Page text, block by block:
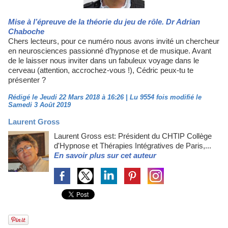
Mise à l’épreuve de la théorie du jeu de rôle. Dr Adrian
Chaboche
Chers lecteurs, pour ce numéro nous avons invité un chercheur
en neurosciences passionné d’hypnose et de musique. Avant
de le laisser nous inviter dans un fabuleux voyage dans le
cerveau (attention, accrochez-vous !), Cédric peux-tu te
présenter ?
Rédigé le Jeudi 22 Mars 2018 à 16:26 | Lu 9554 fois modifié le
Samedi 3 Août 2019
Laurent Gross
Laurent Gross est: Président du CHTIP Collège
d'Hypnose et Thérapies Intégratives de Paris,...
En savoir plus sur cet auteur